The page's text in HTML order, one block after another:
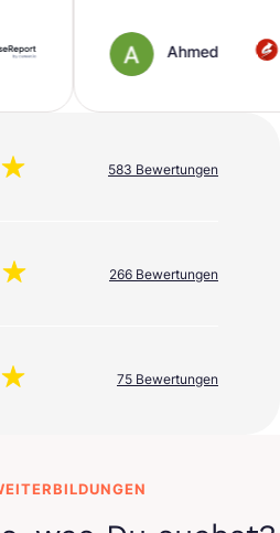
Ahmed
583 Bewertungen
266 Bewertungen
75 Bewertungen